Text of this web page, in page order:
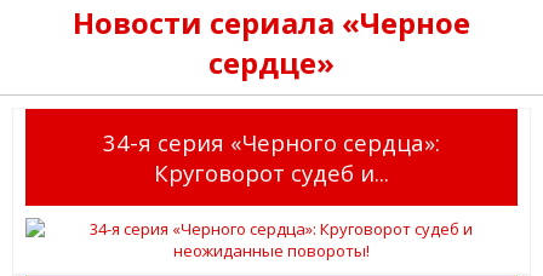
Новости сериала «Черное
сердце»
34-я серия «Черного сердца»:
Круговорот судеб и...